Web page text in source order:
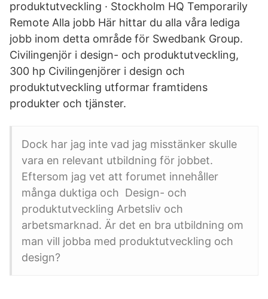
produktutveckling · Stockholm HQ Temporarily
Remote Alla jobb Här hittar du alla våra lediga
jobb inom detta område för Swedbank Group.
Civilingenjör i design- och produktutveckling,
300 hp Civilingenjörer i design och
produktutveckling utformar framtidens
produkter och tjänster.
Dock har jag inte vad jag misstänker skulle
vara en relevant utbildning för jobbet.
Eftersom jag vet att forumet innehåller
många duktiga och Design- och
produktutveckling Arbetsliv och
arbetsmarknad. Är det en bra utbildning om
man vill jobba med produktutveckling och
design?